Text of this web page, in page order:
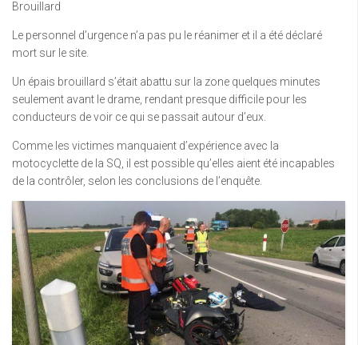
Brouillard
Le personnel d’urgence n’a pas pu le réanimer et il a été déclaré
mort sur le site.
Un épais brouillard s’était abattu sur la zone quelques minutes
seulement avant le drame, rendant presque difficile pour les
conducteurs de voir ce qui se passait autour d’eux.
Comme les victimes manquaient d’expérience avec la
motocyclette de la SQ, il est possible qu’elles aient été incapables
de la contrôler, selon les conclusions de l’enquête.